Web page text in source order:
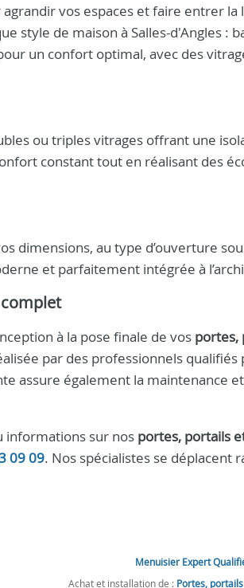
vos espaces et faire entrer
style de maison à Salles-d'Angles :
un confort optimal, avec des
ou triples vitrages offrant une
constant tout en réalisant des
dimensions, au type d’ouverture
et parfaitement intégrée à
à la pose finale de vos portes,
par des professionnels
assure également la maintenance
informations sur nos portes, portails
09 09. Nos spécialistes se déplacent
Menuisier Expert
Achat et installation de : Portes,